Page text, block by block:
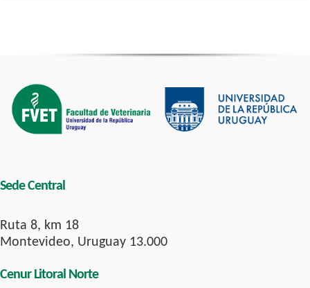
Sede Central
Ruta 8, km 18
Montevideo, Uruguay 13.000
Cenur Litoral Norte